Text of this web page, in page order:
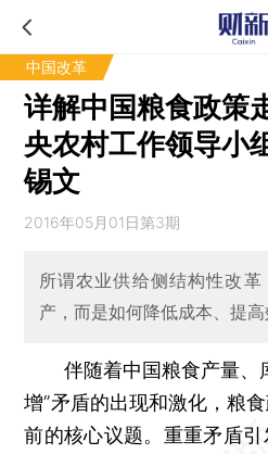
中国改革
详解中国粮食政
央农村工作领导小
锡文
2016年05月01日第3期
所谓农业供给侧结构性改
产，而是如何降低成本、提
伴随着中国粮食产量、
增”矛盾的出现和激化，粮
前的核心议题。重重矛盾引